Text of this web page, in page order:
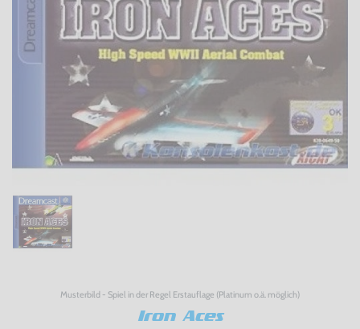
Musterbild - Spiel in der Regel Erstauflage (Platinum o.ä. möglich)
Iron Aces